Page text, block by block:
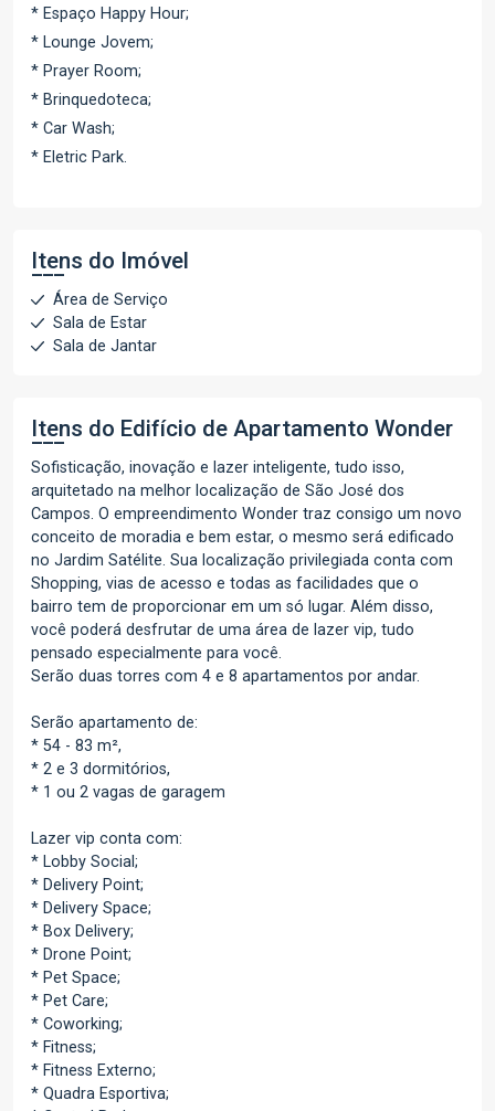
* Espaço Happy Hour;
* Lounge Jovem;
* Prayer Room;
* Brinquedoteca;
* Car Wash;
* Eletric Park.
Itens do Imóvel
Área de Serviço
Sala de Estar
Sala de Jantar
Itens do Edifício de Apartamento Wonder
Sofisticação, inovação e lazer inteligente, tudo isso,
arquitetado na melhor localização de São José dos
Campos. O empreendimento Wonder traz consigo um novo
conceito de moradia e bem estar, o mesmo será edificado
no Jardim Satélite. Sua localização privilegiada conta com
Shopping, vias de acesso e todas as facilidades que o
bairro tem de proporcionar em um só lugar. Além disso,
você poderá desfrutar de uma área de lazer vip, tudo
pensado especialmente para você.
Serão duas torres com 4 e 8 apartamentos por andar.
Serão apartamento de:
* 54 - 83 m²,
* 2 e 3 dormitórios,
* 1 ou 2 vagas de garagem
Lazer vip conta com:
* Lobby Social;
* Delivery Point;
* Delivery Space;
* Box Delivery;
* Drone Point;
* Pet Space;
* Pet Care;
* Coworking;
* Fitness;
* Fitness Externo;
* Quadra Esportiva;